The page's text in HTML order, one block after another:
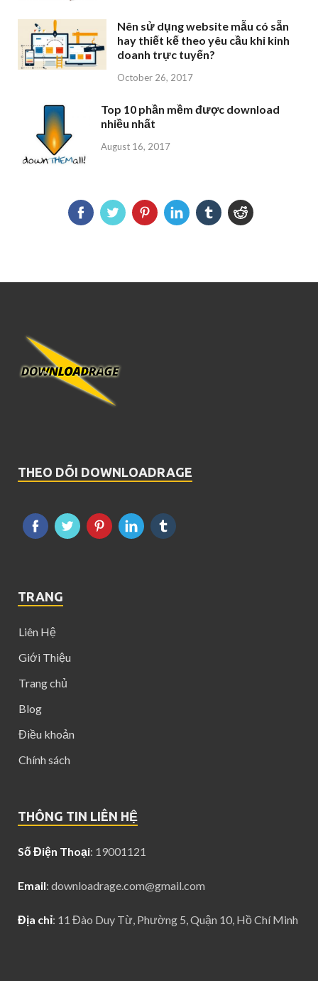
Nên sử dụng website mẫu có sẵn
hay thiết kế theo yêu cầu khi kinh
doanh trực tuyến?
October 26, 2017
Top 10 phần mềm được download
nhiều nhất
August 16, 2017
THEO DÕI DOWNLOADRAGE
TRANG
Liên Hệ
Giới Thiệu
Trang chủ
Blog
Điều khoản
Chính sách
THÔNG TIN LIÊN HỆ
Số Điện Thoại: 19001121
Email: downloadrage.com@gmail.com
Địa chỉ: 11 Đào Duy Từ, Phường 5, Quận 10, Hồ Chí Minh